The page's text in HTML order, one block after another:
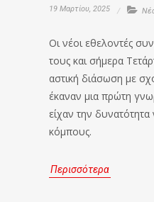
19 Μαρτίου, 2025
Οι νέοι εθελοντές
τους και σήμερα
αστική διάσωση με
έκαναν μια πρώτη
είχαν την
κόμπους.
Περισσότερα